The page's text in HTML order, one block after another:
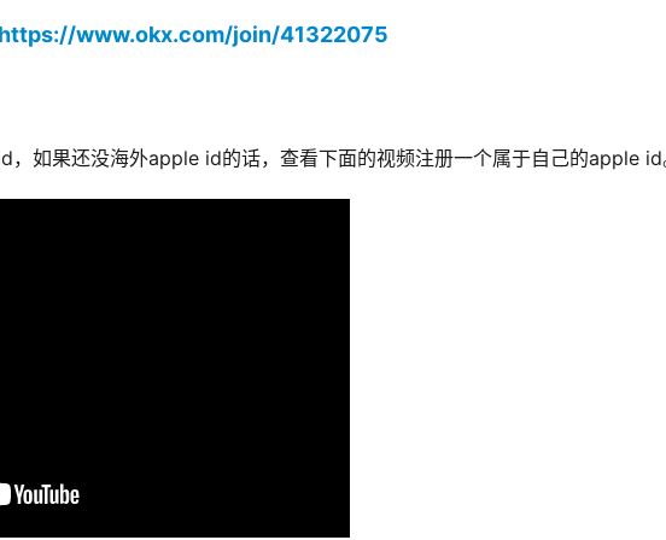
https://www.okx.com/join/41322075
，如果还没海外apple id的话，查看下面的视频注册一个属于自己的apple